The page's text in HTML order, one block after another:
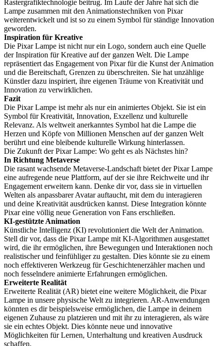
Rastergrafiktechnologie beitrug. Im Laufe der Jahre hat sich die
Lampe zusammen mit den Animationstechniken von Pixar
weiterentwickelt und ist so zu einem Symbol für ständige Innovation
geworden.
Inspiration für Kreative
Die Pixar Lampe ist nicht nur ein Logo, sondern auch eine Quelle
der Inspiration für Kreative auf der ganzen Welt. Die Lampe
repräsentiert das Engagement von Pixar für die Kunst der Animation
und die Bereitschaft, Grenzen zu überschreiten. Sie hat unzählige
Künstler dazu inspiriert, ihre eigenen Träume von Kreativität und
Innovation zu verwirklichen.
Fazit
Die Pixar Lampe ist mehr als nur ein animiertes Objekt. Sie ist ein
Symbol für Kreativität, Innovation, Exzellenz und kulturelle
Relevanz. Als weltweit anerkanntes Symbol hat die Lampe die
Herzen und Köpfe von Millionen Menschen auf der ganzen Welt
berührt und eine bleibende kulturelle Wirkung hinterlassen.
Die Zukunft der Pixar Lampe: Wo geht es als Nächstes hin?
In Richtung Metaverse
Die rasant wachsende Metaverse-Landschaft bietet der Pixar Lampe
eine aufregende neue Plattform, auf der sie ihre Reichweite und ihr
Engagement erweitern kann. Denke dir vor, dass sie in virtuellen
Welten als anpassbarer Avatar auftaucht, mit dem du interagieren
und deine Kreativität ausdrücken kannst. Diese Integration könnte
Pixar eine völlig neue Generation von Fans erschließen.
KI-gestützte Animation
Künstliche Intelligenz (KI) revolutioniert die Welt der Animation.
Stell dir vor, dass die Pixar Lampe mit KI-Algorithmen ausgestattet
wird, die ihr ermöglichen, ihre Bewegungen und Interaktionen noch
realistischer und feinfühliger zu gestalten. Dies könnte sie zu einem
noch effektiveren Werkzeug für Geschichtenerzähler machen und
noch fesselndere animierte Erfahrungen ermöglichen.
Erweiterte Realität
Erweiterte Realität (AR) bietet eine weitere Möglichkeit, die Pixar
Lampe in unsere physische Welt zu integrieren. AR-Anwendungen
könnten es dir beispielsweise ermöglichen, die Lampe in deinem
eigenen Zuhause zu platzieren und mit ihr zu interagieren, als wäre
sie ein echtes Objekt. Dies könnte neue und innovative
Möglichkeiten für Lernen, Unterhaltung und kreativen Ausdruck
schaffen.